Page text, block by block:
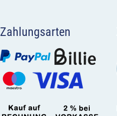
Zahlungsarten